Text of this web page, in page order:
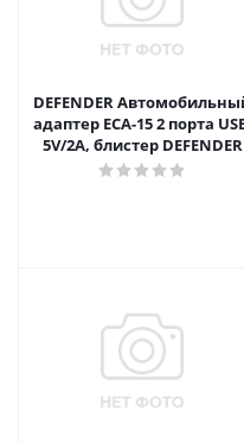
DEFENDER
адаптер ECA-15 2 порта
5V/2А, блистер DEFENDER